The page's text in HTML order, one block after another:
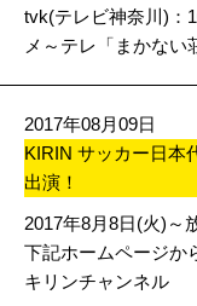
tvk(テレビ神奈川)：
メ～テレ「まかない
2017年08月09日
KIRIN サッカー日本
出演！
2017年8月8日(火)～
下記ホームページか
キリンチャンネル